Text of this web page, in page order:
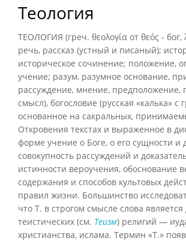
Теология
ТЕОЛОГИЯ (греч. θεολογία от θεός - бог,
речь, рассказ (устный и писаный);
историческое сочинение; положение,
учение; разум, разумное основание,
рассуждение, мнение, предположение,
смысл), богословие (русская «калька» с
основанное на сакральных,
Откровения текстах и выраженное в
форме учение о Боге, о его сущности и
совокупность рассуждений и
истинности вероучения, обоснование
содержания и способов культовых
правил жизни. Большинство
что Т. в строгом смысле слова
теистических (см. Теизм) религий —
христианства, ислама. Термин «Т.»